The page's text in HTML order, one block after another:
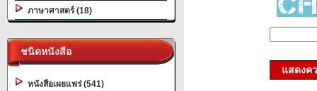
ภาษาศาสตร์ (18)
ชนิดหนังสือ
หนังสือเผยแพร่ (541)
แสดงค